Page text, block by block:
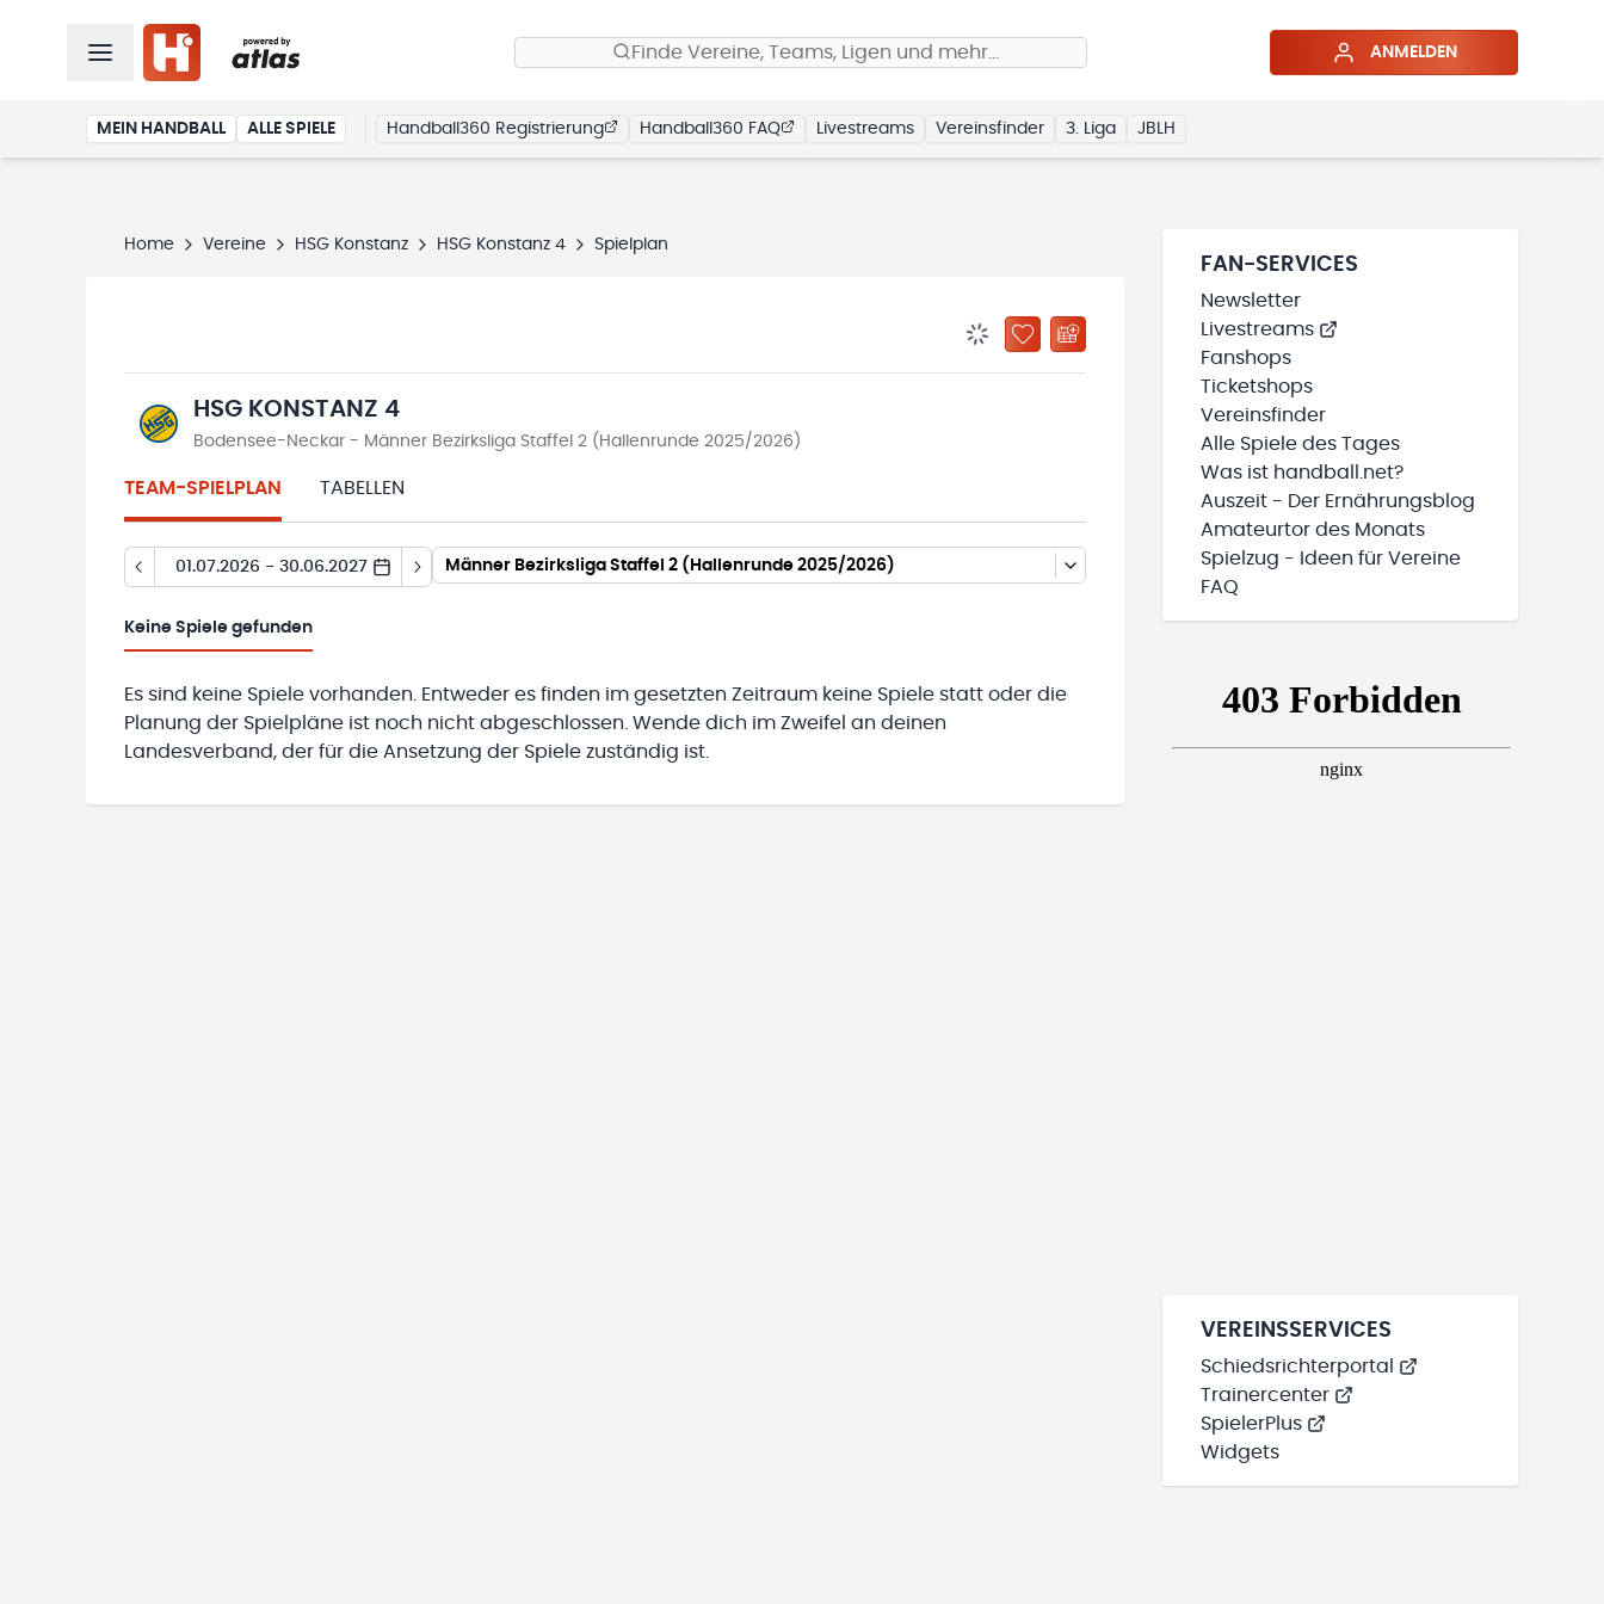
Finde Vereine, Teams, Ligen und mehr… ANMELDEN
MEIN HANDBALL ALLE SPIELE Handball360 Registrierung Handball360 FAQ Livestreams Vereinsfinder 3. Liga JBLH
Home Vereine HSG Konstanz HSG Konstanz 4 Spielplan
BENACHRICHTIGUNGSSTATUS WIRD GELADEN
ZU „MEINE TEAMS“ HINZUFÜGEN
HSG KONSTANZ 4
Bodensee-Neckar - Männer Bezirksliga Staffel 2 (Hallenrunde 2025/2026)
TEAM-SPIELPLAN TABELLEN
01.07.2026 - 30.06.2027 Männer Bezirksliga Staffel 2 (Hallenrunde 2025/2026)
Keine Spiele gefunden
Es sind keine Spiele vorhanden. Entweder es finden im gesetzten Zeitraum keine Spiele statt oder die
Planung der Spielpläne ist noch nicht abgeschlossen. Wende dich im Zweifel an deinen
Landesverband, der für die Ansetzung der Spiele zuständig ist.
FAN-SERVICES
Newsletter
Livestreams
Fanshops
Ticketshops
Vereinsfinder
Alle Spiele des Tages
Was ist handball.net?
Auszeit - Der Ernährungsblog
Amateurtor des Monats
Spielzug - Ideen für Vereine
FAQ
VEREINSSERVICES
Schiedsrichterportal
Trainercenter
SpielerPlus
Widgets